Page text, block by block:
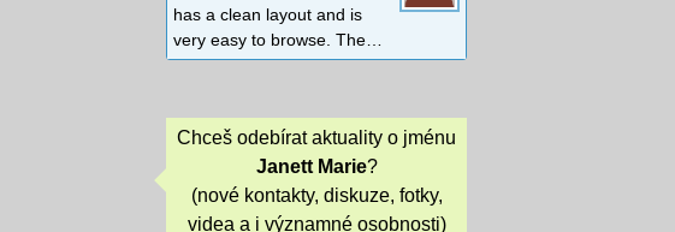
has a clean layout and is
very easy to browse. The…
Chceš odebírat aktuality o jménu
Janett Marie?
(nové kontakty, diskuze, fotky,
videa a i významné osobnosti)